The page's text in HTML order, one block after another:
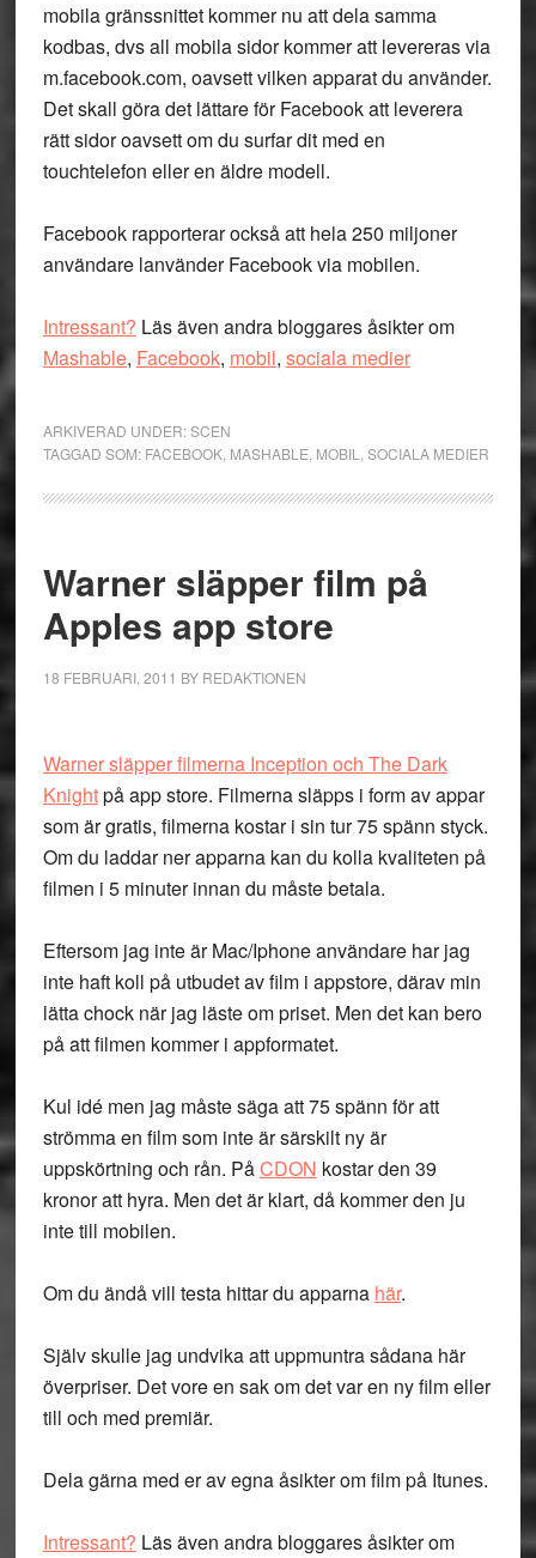
mobila gränssnittet kommer nu att dela samma
kodbas, dvs all mobila sidor kommer att levereras via
m.facebook.com, oavsett vilken apparat du använder.
Det skall göra det lättare för Facebook att leverera
rätt sidor oavsett om du surfar dit med en
touchtelefon eller en äldre modell.
Facebook rapporterar också att hela 250 miljoner
användare lanvänder Facebook via mobilen.
Intressant? Läs även andra bloggares åsikter om
Mashable, Facebook, mobil, sociala medier
ARKIVERAD UNDER:SCEN
TAGGAD SOM: FACEBOOK, MASHABLE MOBIL SOCIALA MEDIER
Warner släpper film på
Apples app store
18 FEBRUARI, 2011 BY REDAKTIONEN
Warner släpper filmerna Inception och The Dark
Knightpå app store. Filmerna släpps i form av appar
som är gratis, filmerna kostar i sin tur 75 spänn styck.
Om du laddar ner apparna kan du kolla kvaliteten på
filmen i 5 minuter innan du måste betala.
Eftersom jag inte är Mac/Iphone användare har jag
inte haft koll på utbudet av film i appstore, därav min
lätta chock när jag läste om priset. Men det kan bero
på att filmen kommer i appformatet.
Kul idé men jag måste säga att 75 spänn för att
strömma en film som inte är särskilt ny är
uppskörtning och rån. PåCDON kostar den 39
kronor att hyra. Men det är klart, då kommer den ju
inte till mobilen.
Om du ändå vill testa hittar du apparna här.
Själv skulle jag undvika att uppmuntra sådana här
överpriser. Det vore en sak om det var en ny film eller
till och med premiär.
Dela gärna med er av egna åsikter om film på Itunes.
Intressant? Läs även andra bloggares åsikter om